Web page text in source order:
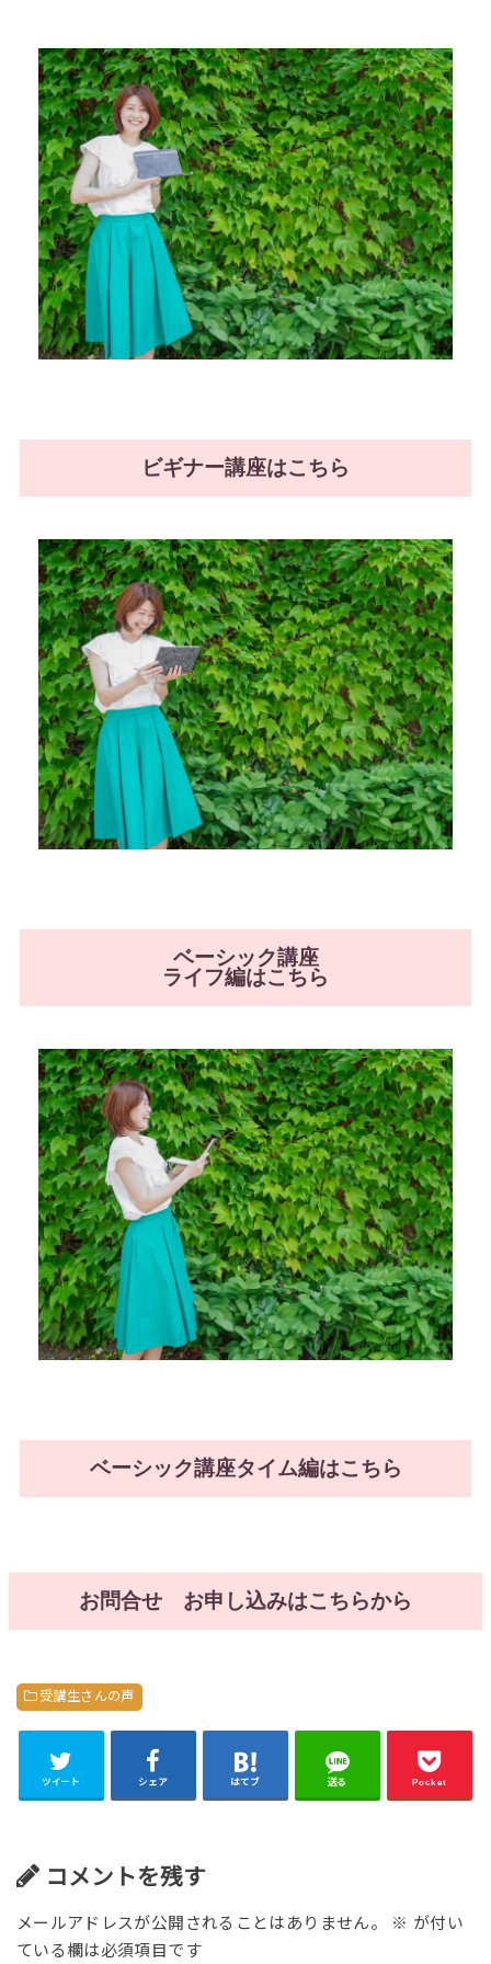
ビギナー講座はこちら
ベーシック講座
ライフ編はこちら
ベーシック講座タイム編はこちら
お問合せ お申し込みはこちらから
受講生さんの声
ツイート シェア はてブ 送る Pocket
コメントを残す
メールアドレスが公開されることはありません。 ※ が付い
ている欄は必須項目です